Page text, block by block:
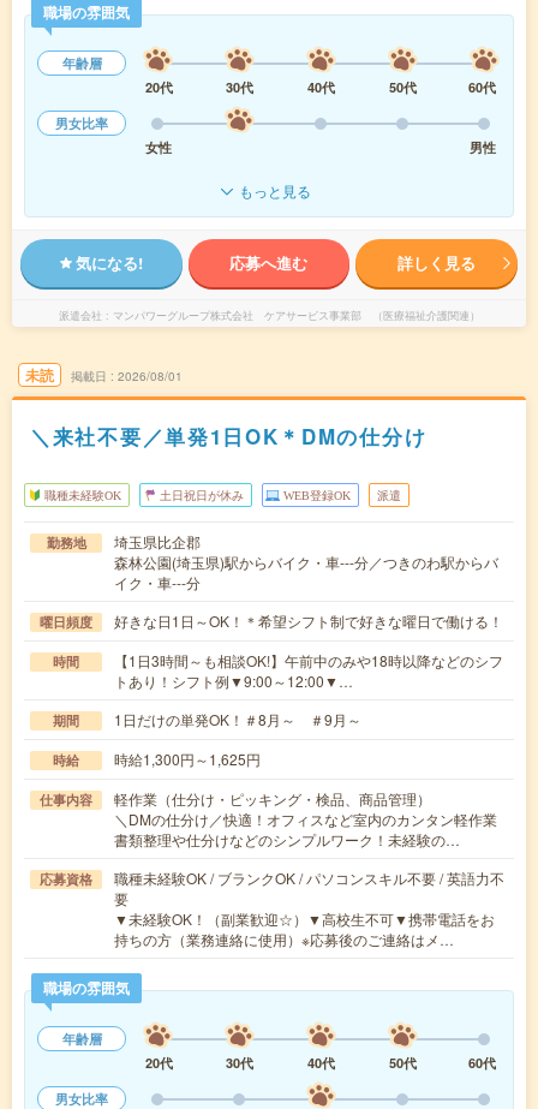
職場の雰囲気
年齢層
20代
30代 40代 50代
60代
男女比率
女性
男性
もっと見る
気になる! 応募へ進む 詳しく見る
派遣会社 マンパワーグループ株式会社 ケアサービス事業部 （医療福祉介護関連）
未読 掲載日 2026/08/01
＼来社不要／単発1日OK＊DMの仕分け
職種未経験OK 土日祝日が休み WEB登録OK 派遣
勤務地
埼玉県比企郡
森林公園(埼玉県)駅からバイク・車---分／つきのわ駅からバ
イク・車---分
曜日頻度 好きな日1日～OK！＊希望シフト制で好きな曜日で働ける！
時間
【1日3時間～も相談OK!】午前中のみや18時以降などのシフ
トあり！シフト例▼9:00～12:00▼…
期間 1日だけの単発OK！＃8月～ ＃9月～
時給 時給1,300円～1,625円
仕事内容
軽作業（仕分け・ピッキング・検品、商品管理）
＼DMの仕分け／快適！オフィスなど室内のカンタン軽作業
書類整理や仕分けなどのシンプルワーク！未経験の…
応募資格
職種未経験OK / ブランクOK / パソコンスキル不要 / 英語力不
要
▼未経験OK！（副業歓迎☆）▼高校生不可▼携帯電話をお
持ちの方（業務連絡に使用）※応募後のご連絡はメ…
職場の雰囲気
年齢層
20代
30代 40代 50代
60代
男女比率